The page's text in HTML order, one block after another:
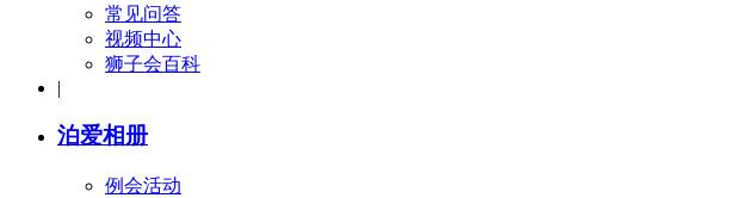
常见问答
视频中心
狮子会百科
|
泊爱相册
例会活动